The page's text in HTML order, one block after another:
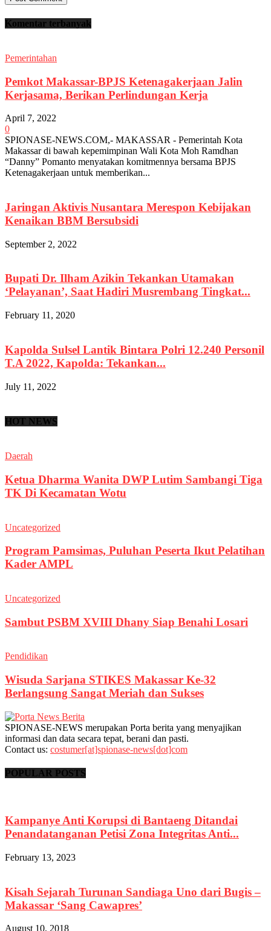
Komentar terbanyak
Pemerintahan
Pemkot Makassar-BPJS Ketenagakerjaan Jalin
Kerjasama, Berikan Perlindungan Kerja
April 7, 2022
0
SPIONASE-NEWS.COM,- MAKASSAR - Pemerintah Kota
Makassar di bawah kepemimpinan Wali Kota Moh Ramdhan
“Danny” Pomanto menyatakan komitmennya bersama BPJS
Ketenagakerjaan untuk memberikan...
Jaringan Aktivis Nusantara Merespon Kebijakan
Kenaikan BBM Bersubsidi
September 2, 2022
Bupati Dr. Ilham Azikin Tekankan Utamakan
‘Pelayanan’, Saat Hadiri Musrembang Tingkat...
February 11, 2020
Kapolda Sulsel Lantik Bintara Polri 12.240 Personil
T.A 2022, Kapolda: Tekankan...
July 11, 2022
HOT NEWS
Daerah
Ketua Dharma Wanita DWP Lutim Sambangi Tiga
TK Di Kecamatan Wotu
Uncategorized
Program Pamsimas, Puluhan Peserta Ikut Pelatihan
Kader AMPL
Uncategorized
Sambut PSBM XVIII Dhany Siap Benahi Losari
Pendidikan
Wisuda Sarjana STIKES Makassar Ke-32
Berlangsung Sangat Meriah dan Sukses
SPIONASE-NEWS merupakan Porta berita yang menyajikan
informasi dan data secara tepat, berani dan pasti.
Contact us: costumer[at]spionase-news[dot]com
POPULAR POSTS
Kampanye Anti Korupsi di Bantaeng Ditandai
Penandatanganan Petisi Zona Integritas Anti...
February 13, 2023
Kisah Sejarah Turunan Sandiaga Uno dari Bugis –
Makassar ‘Sang Cawapres’
August 10, 2018